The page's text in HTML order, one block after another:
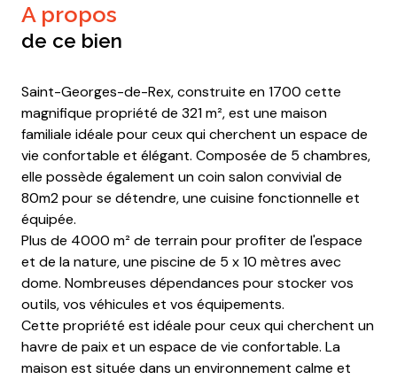
a propos
de ce bien
Saint-Georges-de-Rex, construite en 1700 cette
magnifique propriété de 321 m², est une maison
familiale idéale pour ceux qui cherchent un espace de
vie confortable et élégant. Composée de 5 chambres,
elle possède également un coin salon convivial de
80m2 pour se détendre, une cuisine fonctionnelle et
équipée.
Plus de 4000 m² de terrain pour profiter de l'espace
et de la nature, une piscine de 5 x 10 mètres avec
dome. Nombreuses dépendances pour stocker vos
outils, vos véhicules et vos équipements.
Cette propriété est idéale pour ceux qui cherchent un
havre de paix et un espace de vie confortable. La
maison est située dans un environnement calme et